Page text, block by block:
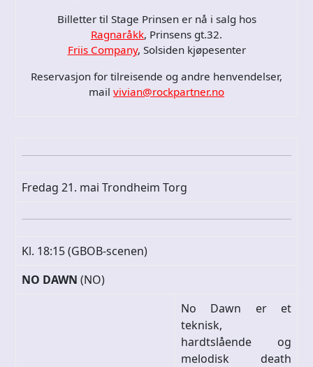
Billetter til Stage Prinsen er nå i salg hos
Ragnaråkk, Prinsens gt.32.
Friis Company, Solsiden kjøpesenter
Reservasjon for tilreisende og andre henvendelser,
mail vivian@rockpartner.no
Fredag 21. mai Trondheim Torg
Kl. 18:15 (GBOB-scenen)
NO DAWN (NO)
No Dawn er et
teknisk,
hardtslående og
melodisk death